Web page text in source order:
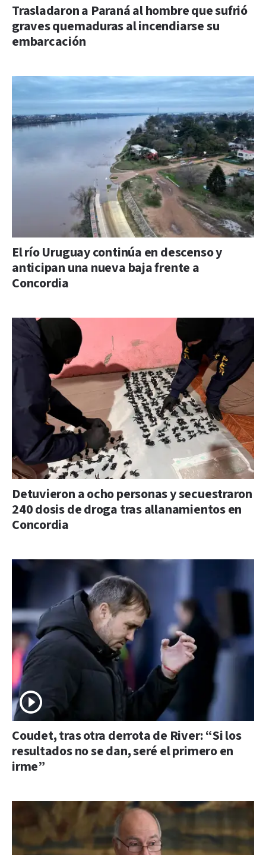
Trasladaron a Paraná al hombre que sufrió
graves quemaduras al incendiarse su
embarcación
El río Uruguay continúa en descenso y
anticipan una nueva baja frente a
Concordia
Detuvieron a ocho personas y secuestraron
240 dosis de droga tras allanamientos en
Concordia
Coudet, tras otra derrota de River: “Si los
resultados no se dan, seré el primero en
irme”